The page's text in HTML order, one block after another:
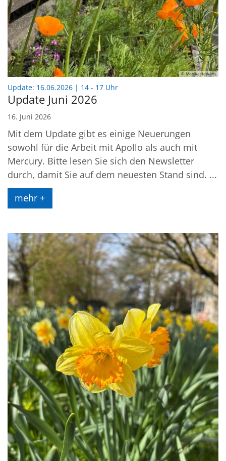
© Monika Herkens
Update: 16.06.2026 | 14 - 17 Uhr:
Update Juni 2026
16. Juni 2026
Mit dem Update gibt es einige Neuerungen
sowohl für die Arbeit mit Apollo als auch mit
Mercury. Bitte lesen Sie sich den Newsletter
durch, damit Sie auf dem neuesten Stand sind. ...
mehr +